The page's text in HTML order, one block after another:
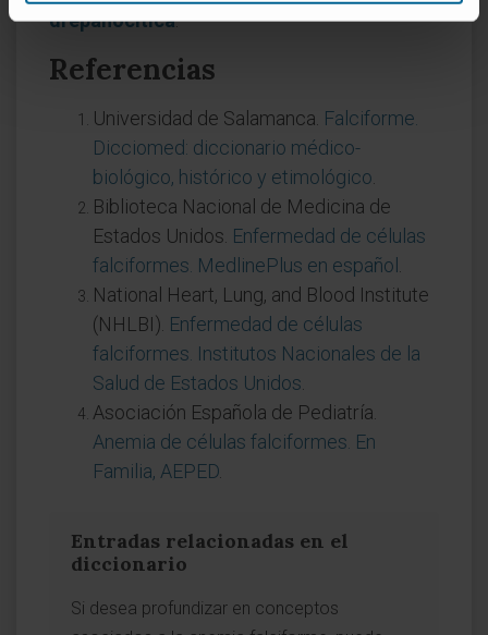
drepanocítica.
Referencias
Universidad de Salamanca. Falciforme.
Dicciomed: diccionario médico-
biológico, histórico y etimológico
Biblioteca Nacional de Medicina de
Estados Unidos. Enfermedad de células
falciformes. MedlinePlus en español
National Heart, Lung, and Blood Institute
(NHLBI). Enfermedad de células
falciformes. Institutos Nacionales de la
Salud de Estados Unidos
Asociación Española de Pediatría.
Anemia de células falciformes. En
Familia, AEPED
Entradas relacionadas en el
diccionario
Si desea profundizar en conceptos